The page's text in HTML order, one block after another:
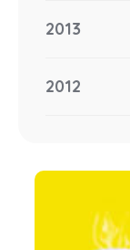
2013
2012